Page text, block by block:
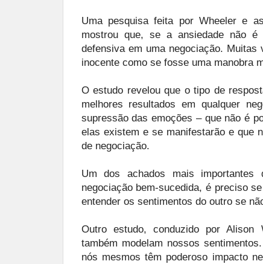
Uma pesquisa feita por Wheeler e
mostrou que, se a ansiedade não é
defensiva em uma negociação.
inocente como se fosse uma manobra
O estudo revelou que o tipo de
melhores resultados em qualquer
supressão das emoções – que não é
elas existem e se manifestarão e que
de negociação.
Um dos achados mais
negociação bem-sucedida, é preciso
entender os sentimentos do outro se
Outro estudo, conduzido por Alison
também modelam nossos
nós mesmos têm poderoso impacto